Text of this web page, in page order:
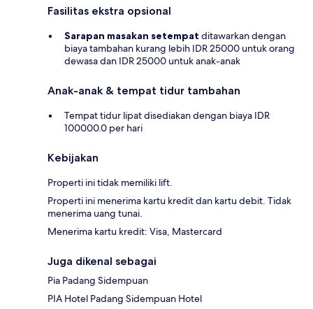
Fasilitas ekstra opsional
Sarapan masakan setempat ditawarkan dengan
biaya tambahan kurang lebih IDR 25000 untuk orang
dewasa dan IDR 25000 untuk anak-anak
Anak-anak & tempat tidur tambahan
Tempat tidur lipat disediakan dengan biaya IDR
100000.0 per hari
Kebijakan
Properti ini tidak memiliki lift.
Properti ini menerima kartu kredit dan kartu debit. Tidak
menerima uang tunai.
Menerima kartu kredit: Visa, Mastercard
Juga dikenal sebagai
Pia Padang Sidempuan
PIA Hotel Padang Sidempuan Hotel